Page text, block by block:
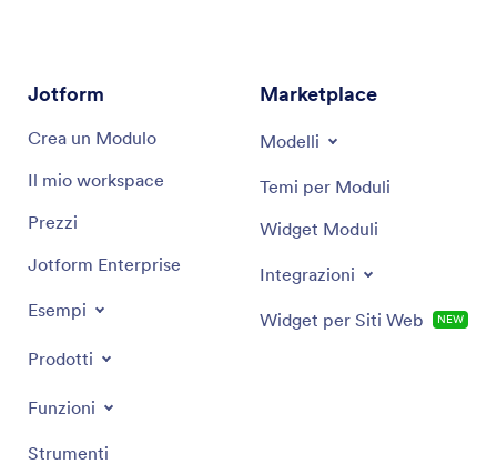
Jotform
Crea un Modulo
Il mio workspace
Prezzi
Jotform Enterprise
Esempi
Prodotti
Funzioni
Strumenti
Marketplace
Modelli
Temi per Moduli
Widget Moduli
Integrazioni
Widget per Siti Web NEW